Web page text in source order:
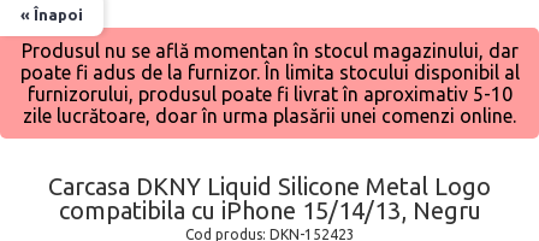
« Înapoi
Produsul nu se află momentan în stocul magazinului, dar
poate fi adus de la furnizor. În limita stocului disponibil al
furnizorului, produsul poate fi livrat în aproximativ 5-10
zile lucrătoare, doar în urma plasării unei comenzi online.
Carcasa DKNY Liquid Silicone Metal Logo
compatibila cu iPhone 15/14/13, Negru
Cod produs: DKN-152423